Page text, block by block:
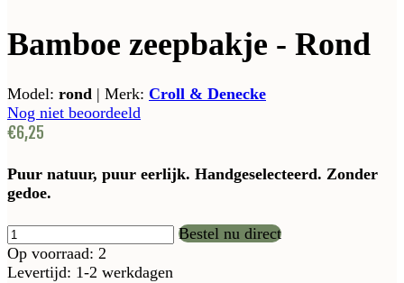
Bamboe zeepbakje - Rond
Model: rond | Merk: Croll & Denecke
Nog niet beoordeeld
€6,25
Puur natuur, puur eerlijk. Handgeselecteerd. Zonder
gedoe.
Bestel nu direct
Op voorraad: 2
Levertijd: 1-2 werkdagen